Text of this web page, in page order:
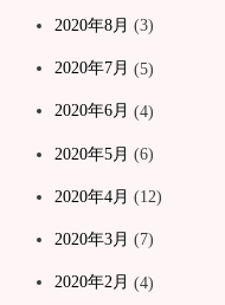
2020年8月 (3)
2020年7月 (5)
2020年6月 (4)
2020年5月 (6)
2020年4月 (12)
2020年3月 (7)
2020年2月 (4)